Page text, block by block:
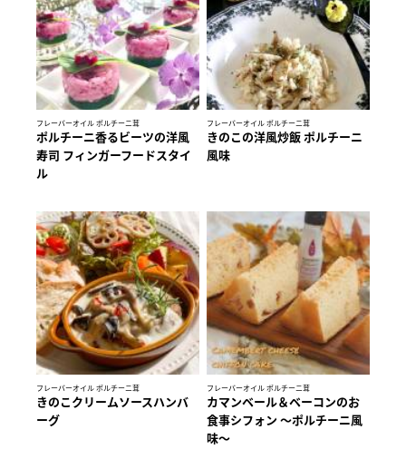
フレーバーオイル ポルチーニ茸
ポルチーニ香るビーツの洋風
寿司 フィンガーフードスタイ
ル
フレーバーオイル ポルチーニ茸
きのこの洋風炒飯 ポルチーニ
風味
フレーバーオイル ポルチーニ茸
きのこクリームソースハンバ
ーグ
フレーバーオイル ポルチーニ茸
カマンベール＆ベーコンのお
食事シフォン ～ポルチーニ風
味～